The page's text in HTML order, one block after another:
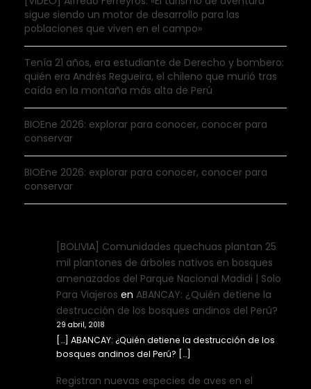
sigue siendo un motor de desarrollo para las
poblaciones que viven en el campo»
Tenía 21 años, era estudiante de Derecho y bombero:
quién era Andrés Regueira, el chileno que murió tras
caída en la montaña más alta de Perú
BIOEne 2026: explorar para conocer, conocer para
conservar
BIOEne 2026: explorar para conocer, conocer para
conservar
[BOLIVIA] Comunidades quechuas plantan 25
mil plantones de árboles nativos en bosques
amenazados del Parque Nacional Madidi | Solo
Para Viajeros en ABANCAY: ¿Quién detiene la
destrucción de los bosques andinos del Perú?
29 abril, 2018
[…] ABANCAY: ¿Quién detiene la destrucción de los
bosques andinos del Perú? […]
Registran nuevas especies de aves en el